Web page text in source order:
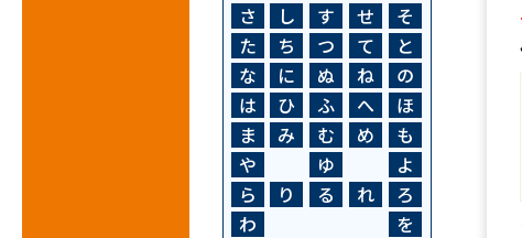
さ
し す せ
そ
た
ち つ て
と
な
に ぬ ね
の
は
ひ ふ へ
ほ
ま
み む め
も
や
ゆ
よ
ら
り る れ
ろ
わ
を